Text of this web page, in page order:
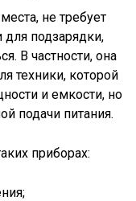
не требует
для подзарядки,
В частности, она
техники, которой
и емкости, но
подачи питания.
приборах: